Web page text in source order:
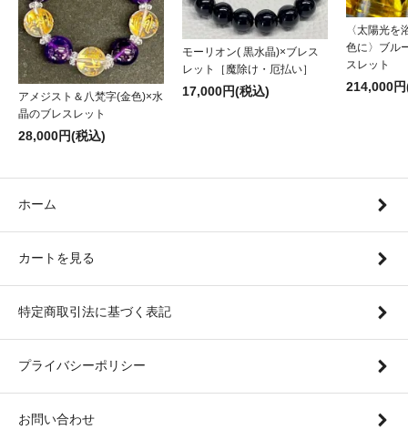
アメジスト＆八梵字(金色)×水
晶のブレスレット
28,000円(税込)
モーリオン( 黒水晶)×ブレス
レット［魔除け・厄払い］
17,000円(税込)
〈太陽光を
色に〉ブル
スレット
214,000
ホーム
カートを見る
特定商取引法に基づく表記
プライバシーポリシー
お問い合わせ